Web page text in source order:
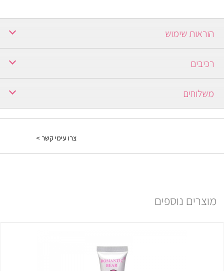
הוראות שימוש
רכיבים
משלוחים
1) משלוח עד הבית: בתוספת תשלום של 30 ₪ ולוקח עד 7 ימים ממועד
אישור ההזמנה.
צרו עימי קשר >
מוצרים נוספים